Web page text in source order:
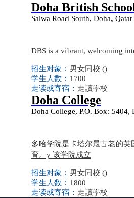
Doha British
Salwa Road South, Doha, Qatar
DBS is a vibrant, welcoming
招生对象： 男女同校 ()
学生人数： 1700
走读或寄宿： 走讀學校
Doha College
Doha College, P.O. Box: 5404,
多哈学院是卡塔尔最古老的
育。y 该学院成立
招生对象： 男女同校 ()
学生人数： 1800
走读或寄宿： 走讀學校